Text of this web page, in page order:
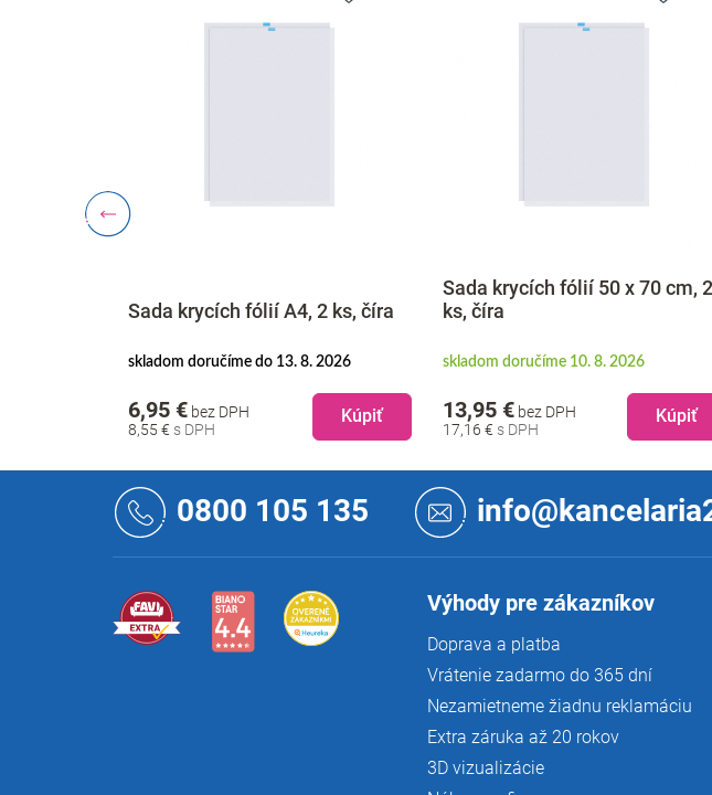
Sada krycích fólií A4, 2 ks, číra
skladom doručíme do 13. 8. 2026
8,55 €
6,95 € bez DPH Kúpiť
Sada krycích fólií 50 x 70 cm, 2
ks, číra
skladom doručíme 10. 8. 2026
17,16 €
13,95 € bez DPH Kúpiť
0800 105 135
Výhody pre zákazníkov
Doprava a platba
Vrátenie zadarmo do 365 dní
Nezamietneme žiadnu reklamáciu
Extra záruka až 20 rokov
3D vizualizácie